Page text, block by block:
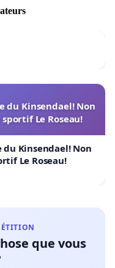
du Kinsendael! Non
Le Roseau!
Kinsendael! Non
Le Roseau!
que vous